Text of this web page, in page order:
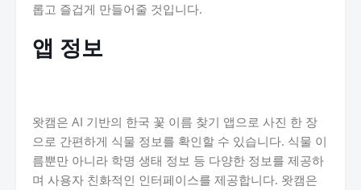
롭고 즐겁게 만들어줄 것입니다.
앱 정보
왓캠은 AI 기반의 한국 꽃 이름 찾기 앱으로 사진 한 장
으로 간편하게 식물 정보를 확인할 수 있습니다. 식물 이
름뿐만 아니라 학명 생태 정보 등 다양한 정보를 제공하
며 사용자 친화적인 인터페이스를 제공합니다. 왓캠은